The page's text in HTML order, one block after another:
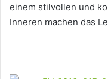
einem stilvollen und
Inneren machen das